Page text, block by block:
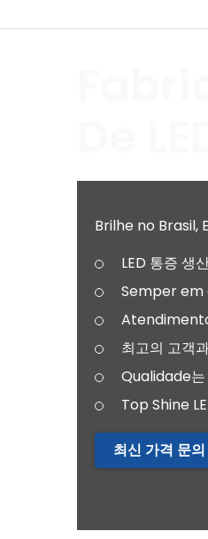
Brilhe no Brasil,
LED 통증 생
Semper em
최고의 고객
Qualidade는
Top Shine
최신 가격 문의